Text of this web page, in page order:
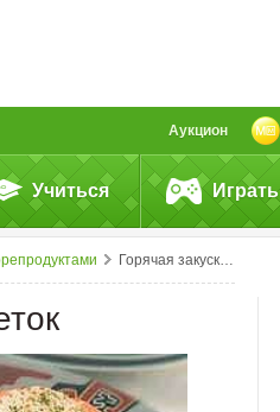
Аукцион
Учиться Играть
Горячая закуска из&nbsp;креветок